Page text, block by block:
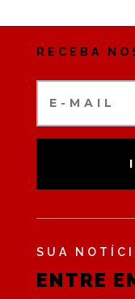
RECEBA
SUA
ENTRE